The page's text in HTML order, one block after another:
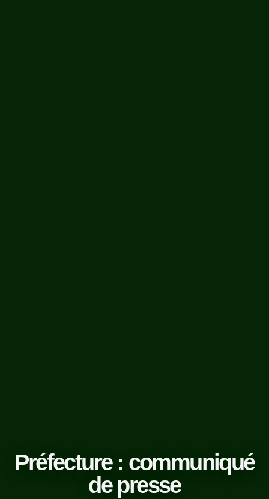
Préfecture : communiqué
de presse